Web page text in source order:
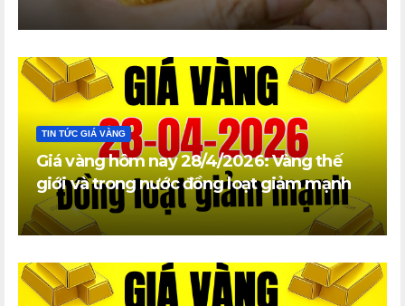
TIN TỨC GIÁ VÀNG
Giá vàng hôm nay 28/4/2026: Vàng thế
giới và trong nước đồng loạt giảm mạnh